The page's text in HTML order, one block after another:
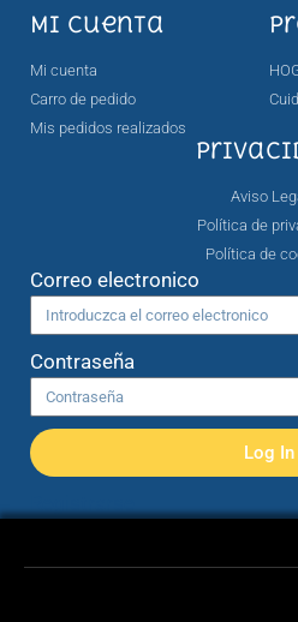
Mi cuenta
Mi cuenta
Carro de pedido
Mis pedidos realizados
Aviso
Política de
Política de
Correo electronico
Contraseña
Log In